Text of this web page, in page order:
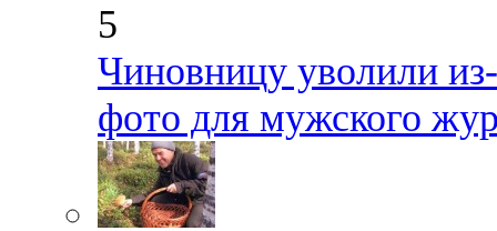
5
Чиновницу уволили
фото для мужского